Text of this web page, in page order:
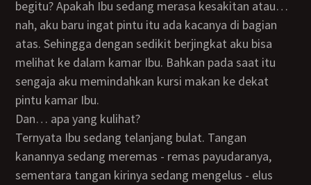
begitu? Apakah Ibu sedang merasa kesakitan atau…
nah, aku baru ingat pintu itu ada kacanya di bagian
atas. Sehingga dengan sedikit berjingkat aku bisa
melihat ke dalam kamar Ibu. Bahkan pada saat itu
sengaja aku memindahkan kursi makan ke dekat
pintu kamar Ibu.
Dan… apa yang kulihat?
Ternyata Ibu sedang telanjang bulat. Tangan
kanannya sedang meremas - remas payudaranya,
sementara tangan kirinya sedang mengelus - elus